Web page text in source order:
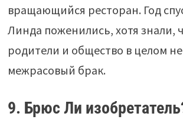
вращающийся ресторан. Год
Линда поженились, хотя знали,
родители и общество в целом
межрасовый брак.
9. Брюс Ли